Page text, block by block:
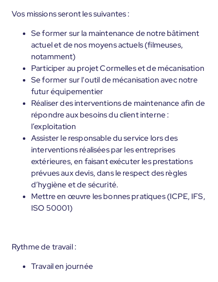
Vos missions seront les suivantes :
Se former sur la maintenance de notre bâtiment
actuel et de nos moyens actuels (filmeuses,
notamment)
Participer au projet Cormelles et de mécanisation
Se former sur l'outil de mécanisation avec notre
futur équipementier
Réaliser des interventions de maintenance afin de
répondre aux besoins du client interne :
l’exploitation
Assister le responsable du service lors des
interventions réalisées par les entreprises
extérieures, en faisant exécuter les prestations
prévues aux devis, dans le respect des règles
d’hygiène et de sécurité.
Mettre en œuvre les bonnes pratiques (ICPE, IFS,
ISO 50001)
Rythme de travail :
Travail en journée